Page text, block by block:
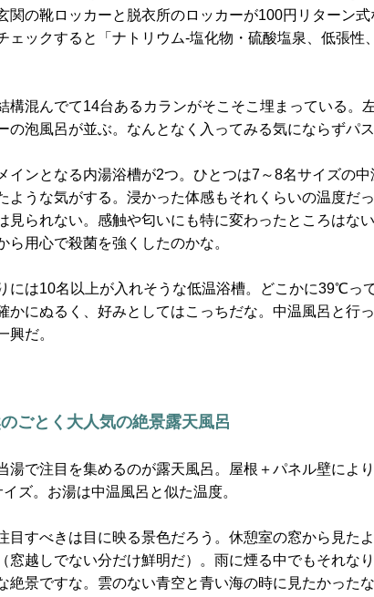
関の靴ロッカーと脱衣所のロッカーが100円リターン
ェックすると「ナトリウム-塩化物・硫酸塩泉、低張性
構混んでて14台あるカランがそこそこ埋まっている。
の泡風呂が並ぶ。なんとなく入ってみる気にならずパス
インとなる内湯浴槽が2つ。ひとつは7～8名サイズの
ような気がする。浸かった体感もそれくらいの温度だ
見られない。感触や匂いにも特に変わったところはな
ら用心で殺菌を強くしたのかな。
には10名以上が入れそうな低温浴槽。どこかに39℃っ
かにぬるく、好みとしてはこっちだな。中温風呂と行
興だ。
ごとく大人気の絶景露天風呂
湯で注目を集めるのが露天風呂。屋根＋パネル壁によ
ズ。お湯は中温風呂と似た温度。
目すべきは目に映る景色だろう。休憩室の窓から見た
窓越しでない分だけ鮮明だ）。雨に煙る中でもそれな
絶景ですな。雲のない青空と青い海の時に見たかった